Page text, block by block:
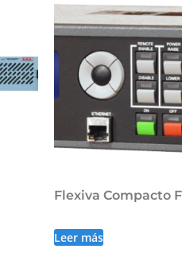
Flexiva Compacto
Leer más